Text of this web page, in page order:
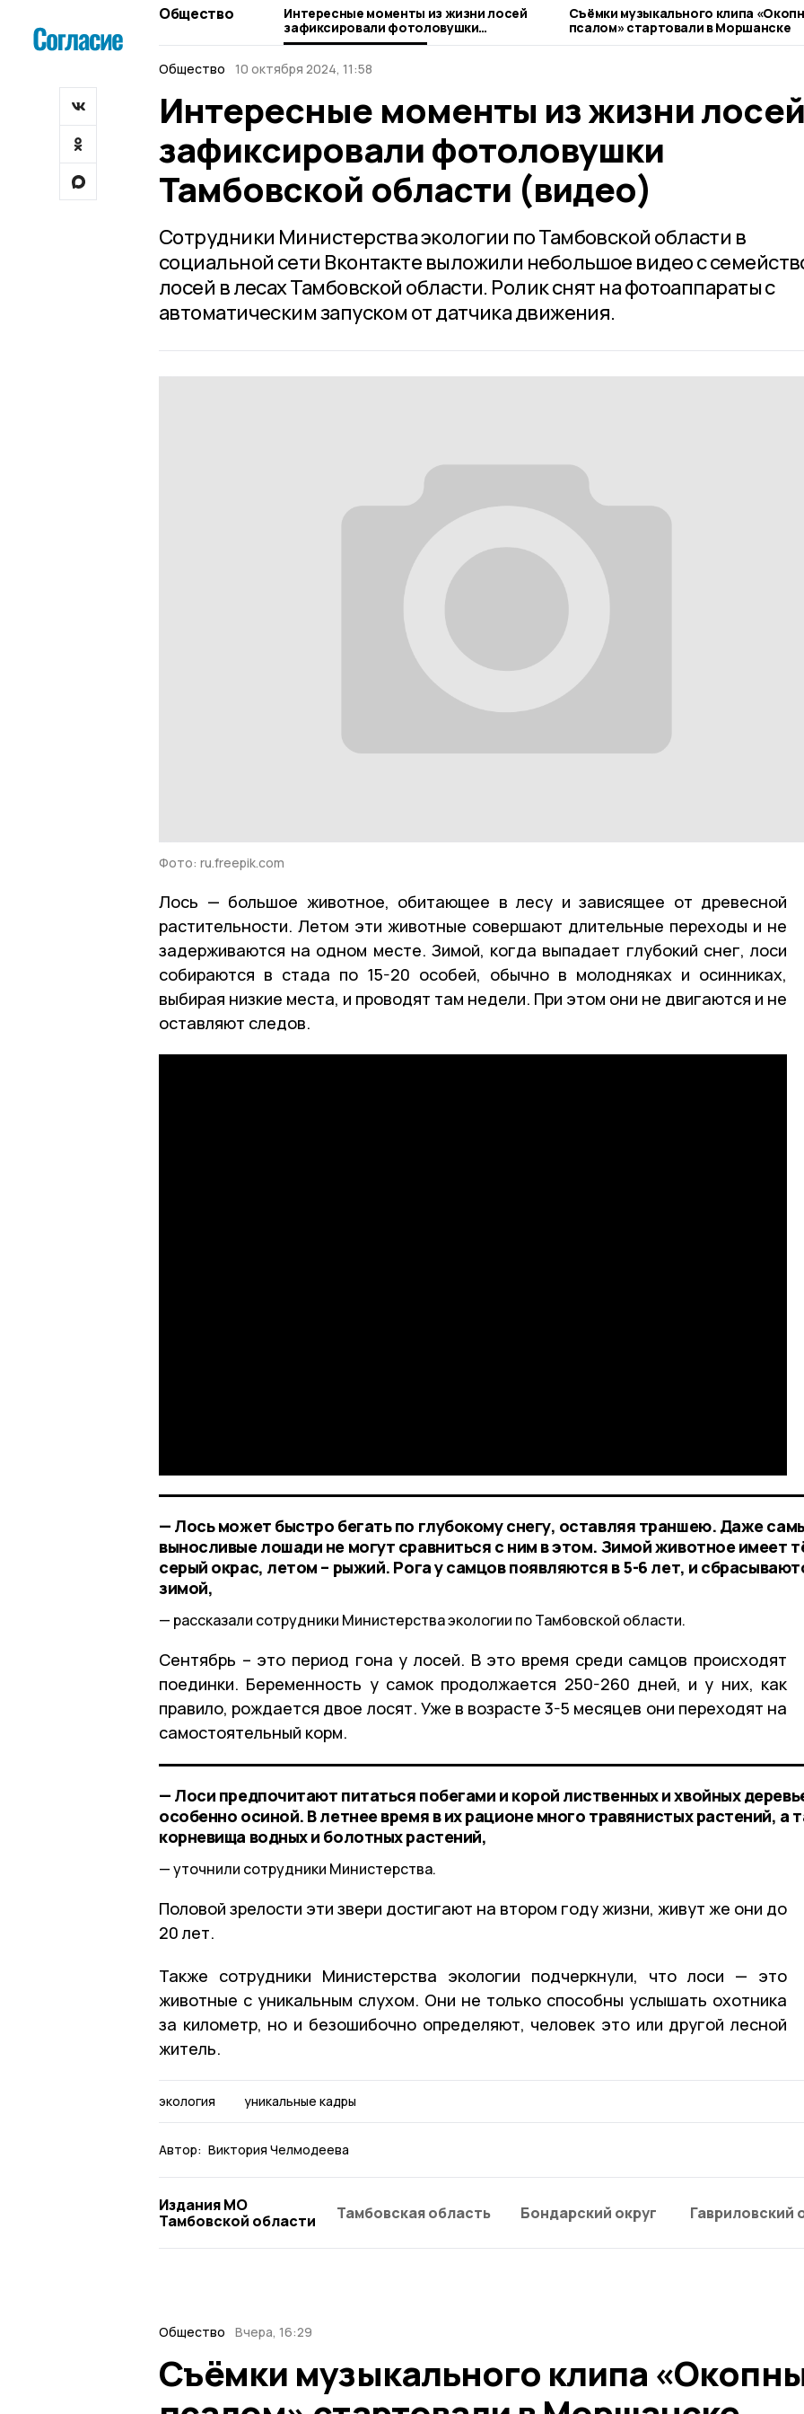
Общество
Интересные моменты из жизни лосей
зафиксировали фотоловушки
Тамбовской области (видео)
Съёмки музыкального клипа
псалом» стартовали в Моршанске
Общество
10 октября 2024, 11:58
Интересные моменты из жизни лосей
зафиксировали фотоловушки
Тамбовской области (видео)
Сотрудники Министерства экологии по Тамбовской области в
социальной сети Вконтакте выложили небольшое видео с
лосей в лесах Тамбовской области. Ролик снят на фотоаппараты с
автоматическим запуском от датчика движения.
Фото: ru.freepik.com
Лось — большое животное, обитающее в лесу и зависящее от древесной
растительности. Летом эти животные совершают длительные переходы и не
задерживаются на одном месте. Зимой, когда выпадает глубокий снег, лоси
собираются в стада по 15-20 особей, обычно в молодняках и осинниках,
выбирая низкие места, и проводят там недели. При этом они не двигаются и не
оставляют следов.
— Лось может быстро бегать по глубокому снегу, оставляя траншею. Даже
выносливые лошади не могут сравниться с ним в этом. Зимой животное имеет
серый окрас, летом – рыжий. Рога у самцов появляются в 5-6 лет, и
зимой,
рассказали сотрудники Министерства экологии по Тамбовской области.
Сентябрь – это период гона у лосей. В это время среди самцов происходят
поединки. Беременность у самок продолжается 250-260 дней, и у них, как
правило, рождается двое лосят. Уже в возрасте 3-5 месяцев они переходят на
самостоятельный корм.
— Лоси предпочитают питаться побегами и корой лиственных и хвойных
особенно осиной. В летнее время в их рационе много травянистых растений, а
корневища водных и болотных растений,
уточнили сотрудники Министерства.
Половой зрелости эти звери достигают на втором году жизни, живут же они до
20 лет.
Также сотрудники Министерства экологии подчеркнули, что лоси — это
животные с уникальным слухом. Они не только способны услышать охотника
за километр, но и безошибочно определяют, человек это или другой лесной
житель.
экология уникальные кадры
Автор: Виктория Челмодеева
Издания МО
Тамбовской области
Тамбовская область Бондарский округ Гавриловский
Общество Вчера, 16:29
Съёмки музыкального клипа